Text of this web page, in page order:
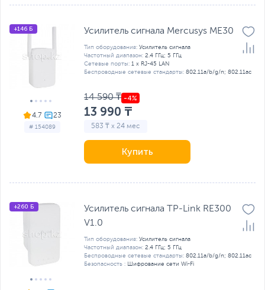
4.7
# 154089
+146 Б Усилитель сигнала Mercusys ME30
Тип оборудования: Усилитель сигнала
Частотный диапазон: 2.4 ГГц; 5 ГГц
Сетевые порты: 1 x RJ-45 LAN
Беспроводные сетевые стандарты: 802.11a/b/g/n; 802.11ac
14 590 ₸
13 990 ₸
583 ₸ x 24 мес
Купить
+260 Б
Усилитель сигнала TP-Link RE300
V1.0
Тип оборудования: Усилитель сигнала
Частотный диапазон: 2.4 ГГц; 5 ГГц
Беспроводные сетевые стандарты: 802.11a/b/g/n; 802.11ac
Безопасность : Шифрование сети Wi-Fi